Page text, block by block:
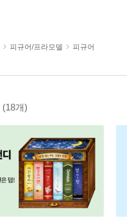
피규어/프라모델 피규어
(18개)